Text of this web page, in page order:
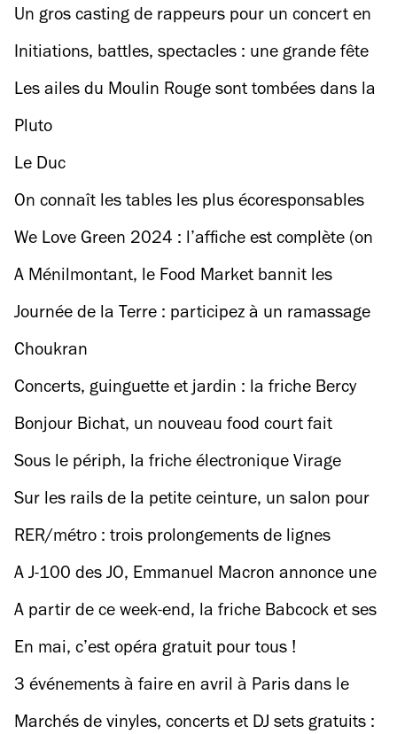
impressionnistes pour les 150 ans du
mouvement !
Un gros casting de rappeurs pour un concert en
solidarité avec la Palestine
Initiations, battles, spectacles : une grande fête
de la danse gratuite va secouer le canal de
l’Ourcq
Les ailes du Moulin Rouge sont tombées dans la
nuit
Pluto
Le Duc
On connaît les tables les plus écoresponsables
de France (et il y en a plein à Paris)
We Love Green 2024 : l’affiche est complète (on
vous explique pourquoi on sera de la fête)
A Ménilmontant, le Food Market bannit les
animaux morts (et on va se régaler)
Journée de la Terre : participez à un ramassage
de déchets sur les bords du canal
Choukran
Concerts, guinguette et jardin : la friche Bercy
Beaucoup rouvre ses 9 000 mètres carrés
Bonjour Bichat, un nouveau food court fait
bicher le 10e
Sous le périph, la friche électronique Virage
lance sa saison 3 sur les chapeaux de roues
Sur les rails de la petite ceinture, un salon pour
découvrir de nouveaux millésimes (avant tout le
monde)
RER/métro : trois prolongements de lignes
inaugurés en mai et juin
A J-100 des JO, Emmanuel Macron annonce une
possible relocalisation de la cérémonie
d’ouverture au Trocadéro ou au Stade de France
A partir de ce week-end, la friche Babcock et ses
6 000 mètres carrés accueille à nouveau des
teufs électroniques
En mai, c’est opéra gratuit pour tous !
3 événements à faire en avril à Paris dans le
cadre de l’Olympiade culturelle
Marchés de vinyles, concerts et DJ sets gratuits :